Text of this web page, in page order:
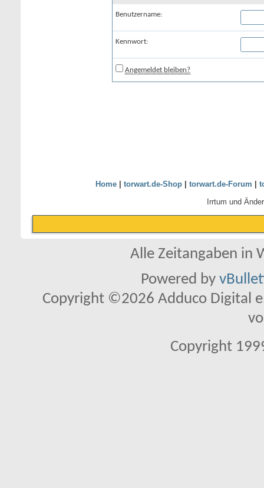
Benutzername:
Kennwort:
Angemeldet bleiben?
Home| torwart.de-Shop| torwart.de-Forum
Irrtum und
Alle Zeitangaben in
Powered by
Copyright ©2026 Adduco Digital
Copyright